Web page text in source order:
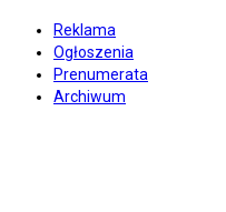
Reklama
Ogłoszenia
Prenumerata
Archiwum